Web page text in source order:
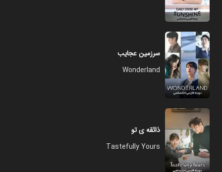
سرزمین عجایب
Wonderland
ذائقه ی تو
Tastefully Yours